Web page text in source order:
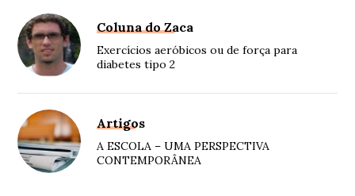
Coluna do Zaca
Exercícios aeróbicos ou de força para
diabetes tipo 2
Artigos
A ESCOLA – UMA PERSPECTIVA
CONTEMPORÂNEA